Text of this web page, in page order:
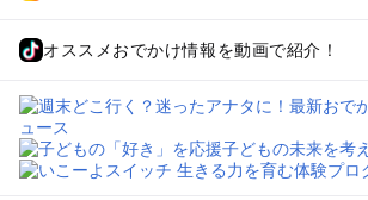
オススメおでかけ情報を動画で紹介！